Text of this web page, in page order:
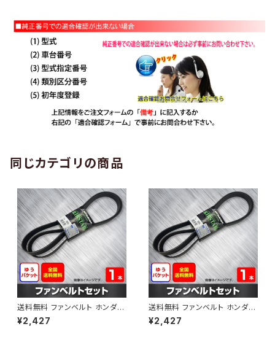
同じカテゴリの商品
送料無料 ファンベルト ホンダ
ゼスト 型式JE1 H18.03～H24.
11 （国内トップメーカー） 1本 H
¥2,427
送料無料 ファンベルト ホンダ ラ
イフ 型式JB6 H15.09～H20.1
1 （国内トップメーカー） 1本 HA
¥2,427